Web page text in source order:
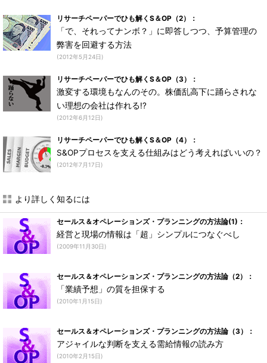
リサーチペーパーでひも解くS＆OP（2）：
「で、それってナンボ？」に即答しつつ、予算管理の
弊害を回避する方法
(2012年5月24日)
リサーチペーパーでひも解くS＆OP（3）：
激変する環境もなんのその。株価乱高下に踊らされな
い理想の会社は作れる!?
(2012年6月12日)
リサーチペーパーでひも解くS＆OP（4）：
S&OPプロセスを支える仕組みはどう考えればいいの？
(2012年7月17日)
より詳しく知るには
セールス＆オペレーションズ・プランニングの方法論(1)：
経営と現場の情報は「超」シンプルにつなぐべし
(2009年11月30日)
セールス＆オペレーションズ・プランニングの方法論（2）：
「業績予想」の質を担保する
(2010年1月15日)
セールス＆オペレーションズ・プランニングの方法論（3）：
アジャイルな判断を支える需給情報の読み方
(2010年2月15日)